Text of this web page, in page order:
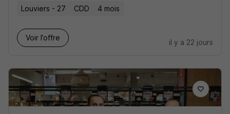
Louviers - 27 CDD 4 mois
Voir l’offre
il y a 22 jours